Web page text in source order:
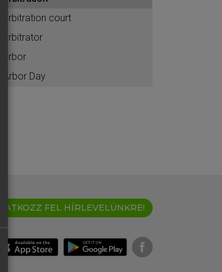
arbitration court
arbitrator
arbor
Arbor Day
IRATKOZZ FEL HÍRLEVELÜNKRE!